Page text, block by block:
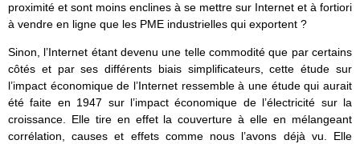
proximité et sont moins enclines à se mettre sur Internet et à fortiori
à vendre en ligne que les PME industrielles qui exportent ?
Sinon, l’Internet étant devenu une telle commodité que par certains
côtés et par ses différents biais simplificateurs, cette étude sur
l’impact économique de l’Internet ressemble à une étude qui aurait
été faite en 1947 sur l’impact économique de l’électricité sur la
croissance. Elle tire en effet la couverture à elle en mélangeant
corrélation, causes et effets comme nous l’avons déjà vu. Elle